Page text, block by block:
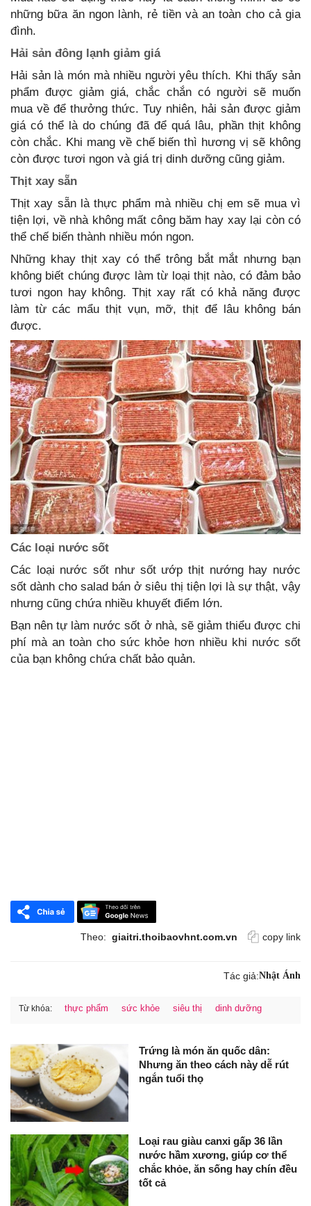
những bữa ăn ngon lành, rẻ tiền và an toàn cho cả gia
đình.
Hải sản đông lạnh giảm giá
Hải sản là món mà nhiều người yêu thích. Khi thấy sản
phẩm được giảm giá, chắc chắn có người sẽ muốn
mua về để thưởng thức. Tuy nhiên, hải sản được giảm
giá có thể là do chúng đã để quá lâu, phần thịt không
còn chắc. Khi mang về chế biến thì hương vị sẽ không
còn được tươi ngon và giá trị dinh dưỡng cũng giảm.
Thịt xay sẵn
Thịt xay sẵn là thực phẩm mà nhiều chị em sẽ mua vì
tiện lợi, về nhà không mất công băm hay xay lại còn có
thể chế biến thành nhiều món ngon.
Những khay thịt xay có thể trông bắt mắt nhưng bạn
không biết chúng được làm từ loại thịt nào, có đảm bảo
tươi ngon hay không. Thịt xay rất có khả năng được
làm từ các mẩu thịt vụn, mỡ, thịt để lâu không bán
được.
Các loại nước sốt
Các loại nước sốt như sốt ướp thịt nướng hay nước
sốt dành cho salad bán ở siêu thị tiện lợi là sự thật, vậy
nhưng cũng chứa nhiều khuyết điểm lớn.
Bạn nên tự làm nước sốt ở nhà, sẽ giảm thiểu được chi
phí mà an toàn cho sức khỏe hơn nhiều khi nước sốt
của bạn không chứa chất bảo quản.
Theo: giaitri.thoibaovhnt.com.vn copy link
Tác giả:Nhật Ánh
Từ khóa: thực phẩm sức khỏe siêu thị dinh dưỡng
Trứng là món ăn quốc dân:
Nhưng ăn theo cách này dễ rút
ngắn tuổi thọ
Loại rau giàu canxi gấp 36 lần
nước hầm xương, giúp cơ thể
chắc khỏe, ăn sống hay chín đều
tốt cả